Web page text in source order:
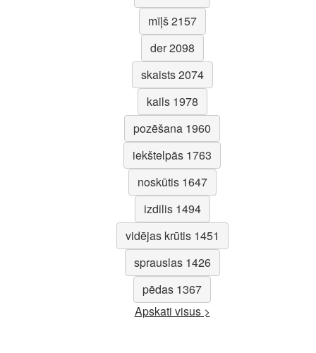
mīļš 2157
der 2098
skaists 2074
kails 1978
pozēšana 1960
iekštelpās 1763
noskūtis 1647
izdilis 1494
vidējas krūtis 1451
sprauslas 1426
pēdas 1367
Apskati visus >